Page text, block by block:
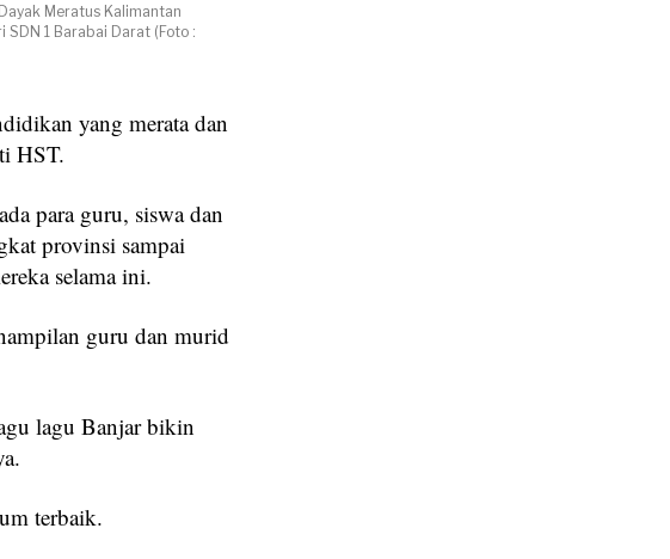
Meratus Kalimantan
1 Barabai Darat (Foto :
yang merata dan
HST.
para guru, siswa dan
provinsi sampai
selama ini.
guru dan murid
lagu Banjar bikin
terbaik.